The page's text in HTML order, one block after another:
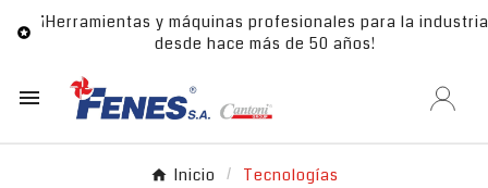

¡Herramientas y máquinas profesionales para la industria
desde hace más de 50 años!

Inicio Tecnologías